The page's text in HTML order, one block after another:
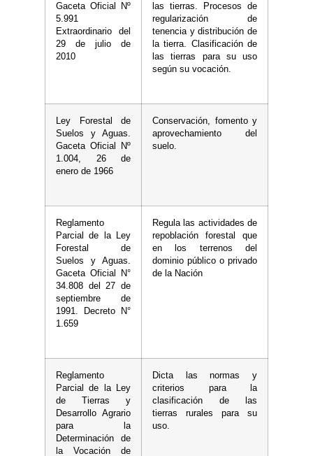
Gaceta Oficial Nº
5.991
Extraordinario del
29 de julio de
2010
las tierras. Procesos de
regularización de
tenencia y distribución de
la tierra. Clasificación de
las tierras para su uso
según su vocación.
Ley Forestal de
Suelos y Aguas.
Gaceta Oficial Nº
1.004, 26 de
enero de 1966
Conservación, fomento y
aprovechamiento del
suelo.
Reglamento
Parcial de la Ley
Forestal de
Suelos y Aguas.
Gaceta Oficial N°
34.808 del 27 de
septiembre de
1991. Decreto N°
1.659
Regula las actividades de
repoblación forestal que
en los terrenos del
dominio público o privado
de la Nación
Reglamento
Parcial de la Ley
de Tierras y
Desarrollo Agrario
para la
Determinación de
la Vocación de
Dicta las normas y
criterios para la
clasificación de las
tierras rurales para su
uso.